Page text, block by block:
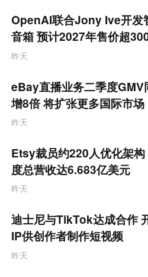
OpenAI联合Jony Ive开发
音箱 预计2027年售价超
元
昨天
eBay直播业务二季度GMV
增8倍 将扩张更多国际市场
昨天
Etsy裁员约220人优化架构
度总营收达6.683亿美元
昨天
迪士尼与TikTok达成合作
IP供创作者制作短视频
昨天